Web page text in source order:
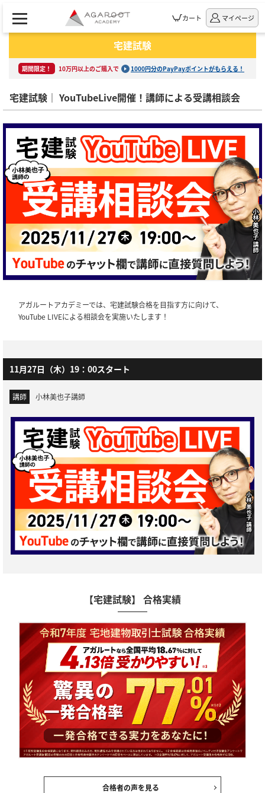
カート マイページ
宅建試験
期間限定！ 10万円以上のご購入で 1000円分のPayPayポイントがもらえる！
宅建試験｜ YouTubeLive開催！講師による受講相談会
アガルートアカデミーでは、宅建試験合格を目指す方に向けて、
YouTube LIVEによる相談会を実施いたします！
11月27日（木） 19：00スタート
講師 小林美也子講師
【宅建試験】 合格実績
合格者の声を見る